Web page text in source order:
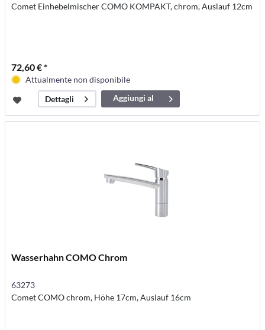
Comet Einhebelmischer COMO KOMPAKT, chrom, Auslauf 12cm
72,60 € *
Attualmente non disponibile
Dettagli
Aggiungi al
carrello
Wasserhahn COMO Chrom
63273
Comet COMO chrom, Höhe 17cm, Auslauf 16cm